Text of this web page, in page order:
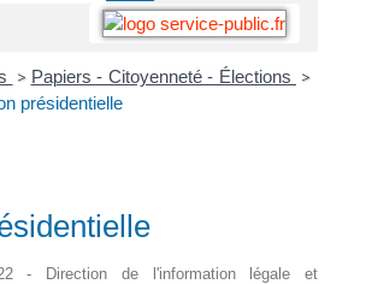
> Papiers - Citoyenneté - Élections >
présidentielle
- Direction de l'information légale et